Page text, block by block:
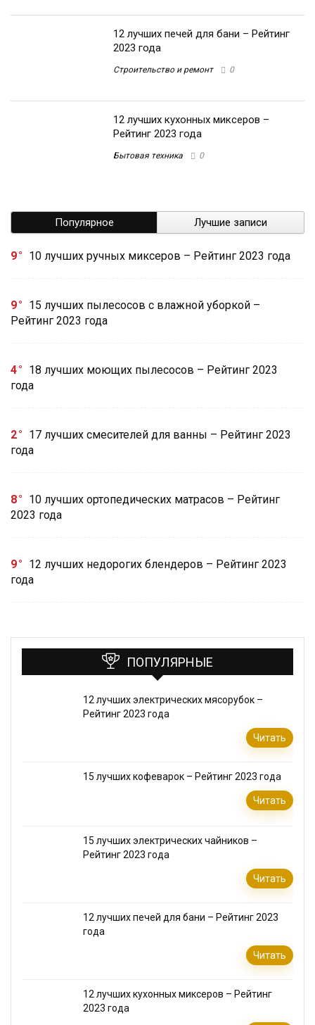
12 лучших печей для бани – Рейтинг
2023 года
Строительство и ремонт 0
12 лучших кухонных миксеров –
Рейтинг 2023 года
Бытовая техника 0
Популярное Лучшие записи
9 10 лучших ручных миксеров – Рейтинг 2023 года
9
15 лучших пылесосов с влажной уборкой –
Рейтинг 2023 года
4
18 лучших моющих пылесосов – Рейтинг 2023
года
2
17 лучших смесителей для ванны – Рейтинг 2023
года
8
10 лучших ортопедических матрасов – Рейтинг
2023 года
9
12 лучших недорогих блендеров – Рейтинг 2023
года
ПОПУЛЯРНЫЕ
12 лучших электрических мясорубок –
Рейтинг 2023 года
Читать
15 лучших кофеварок – Рейтинг 2023 года
Читать
15 лучших электрических чайников –
Рейтинг 2023 года
Читать
12 лучших печей для бани – Рейтинг 2023
года
Читать
12 лучших кухонных миксеров – Рейтинг
2023 года